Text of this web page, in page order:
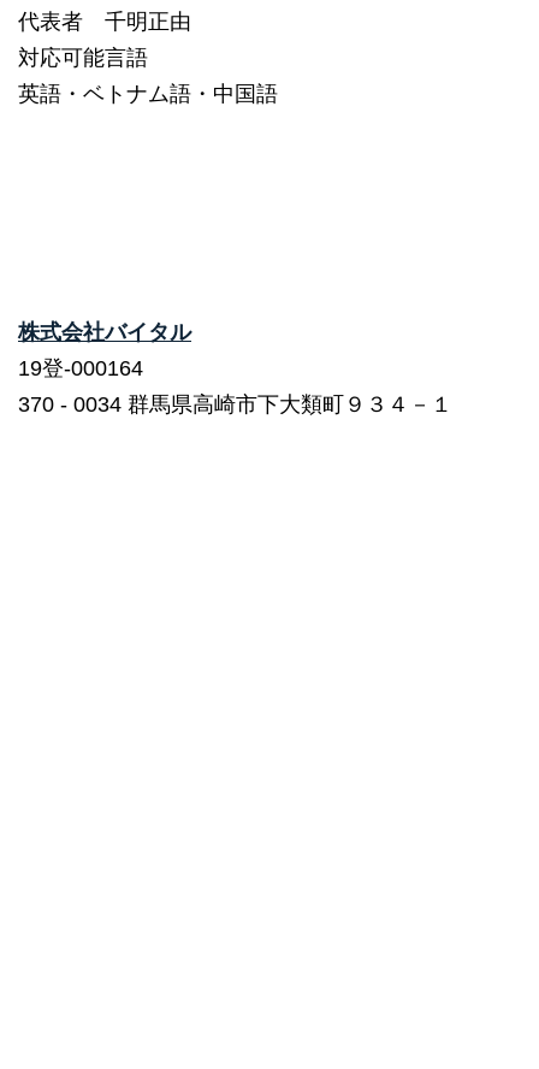
代表者 千明正由
対応可能言語
英語・ベトナム語・中国語
株式会社バイタル
19登-000164
370 ‐ 0034 群馬県高崎市下大類町９３４－１